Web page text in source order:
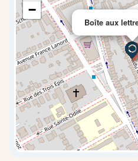
Boîte aux
−